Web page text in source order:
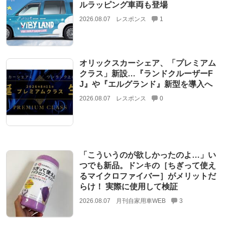
ルラッピング車両も登場
2026.08.07 レスポンス 1
オリックスカーシェア、「プレミアム
クラス」新設…『ランドクルーザーF
J』や『エルグランド』新型を導入へ
2026.08.07 レスポンス 0
「こういうのが欲しかったのよ…」い
つでも新品。ドンキの［ちぎって使え
るマイクロファイバー］がメリットだ
らけ！ 実際に使用して検証
2026.08.07 月刊自家用車WEB 3